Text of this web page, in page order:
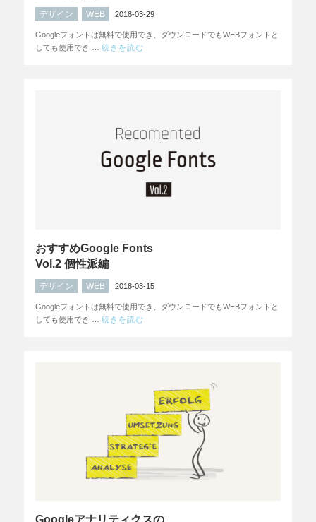
デザイン WEB 2018-03-29
Googleフォントは無料で使用でき、ダウンロードでもWEBフォントと
しても使用でき … 続きを読む
おすすめGoogle Fonts
Vol.2 個性派編
デザイン WEB 2018-03-15
Googleフォントは無料で使用でき、ダウンロードでもWEBフォントと
しても使用でき … 続きを読む
Googleアナリティクスの